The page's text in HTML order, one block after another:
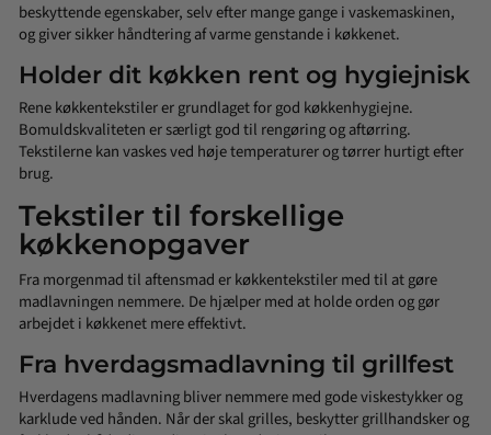
beskyttende egenskaber, selv efter mange gange i vaskemaskinen,
og giver sikker håndtering af varme genstande i køkkenet.
Holder dit køkken rent og hygiejnisk
Rene køkkentekstiler er grundlaget for god køkkenhygiejne.
Bomuldskvaliteten er særligt god til rengøring og aftørring.
Tekstilerne kan vaskes ved høje temperaturer og tørrer hurtigt efter
brug.
Tekstiler til forskellige
køkkenopgaver
Fra morgenmad til aftensmad er køkkentekstiler med til at gøre
madlavningen nemmere. De hjælper med at holde orden og gør
arbejdet i køkkenet mere effektivt.
Fra hverdagsmadlavning til grillfest
Hverdagens madlavning bliver nemmere med gode viskestykker og
karklude ved hånden. Når der skal grilles, beskytter grillhandsker og